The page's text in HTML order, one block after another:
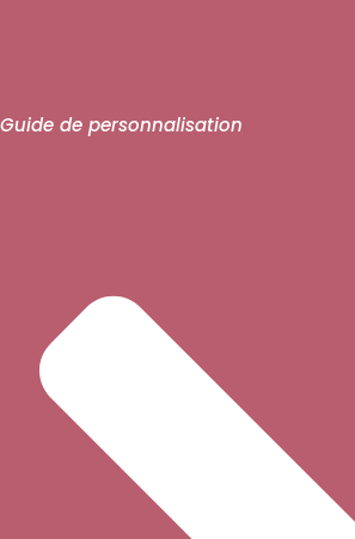
Guide de personnalisation